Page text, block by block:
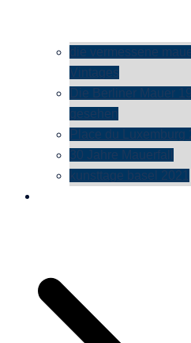
die vermessene
Vintages
Die Berliner Mauer
gesehen
Place du Luxemburg
30 Jahre Mauerfall
kunsttage basel 2021